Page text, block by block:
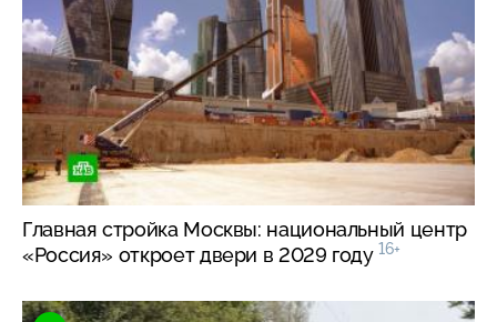
Главная стройка Москвы: национальный центр
«Россия» откроет двери в 2029 году 16+